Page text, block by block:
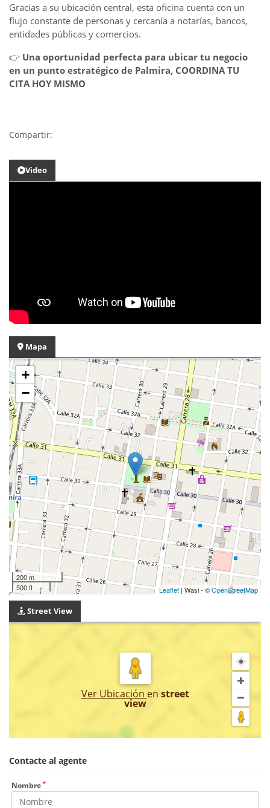
Gracias a su ubicación central, esta oficina cuenta con un
flujo constante de personas y cercanía a notarías, bancos,
entidades públicas y comercios.
👉 Una oportunidad perfecta para ubicar tu negocio
en un punto estratégico de Palmira, COORDINA TU
CITA HOY MISMO
Compartir:
Video
Mapa
+
−
200 m
500 ft
Leaflet | Wasi - ©OpenStreetMap
Street View
Ver Ubicación en street
view
Contacte al agente
Nombre *